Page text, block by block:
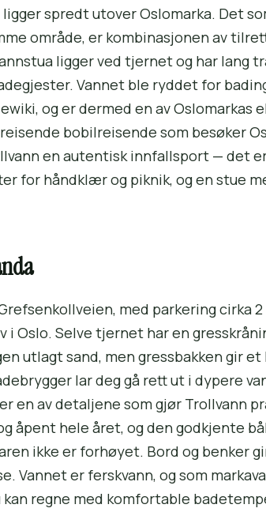
spredt utover Oslomarka. Det
område, er kombinasjonen av
ligger ved tjernet og har lang
Vannet ble ryddet for
og er dermed en av
bobilreisende som besøker
en autentisk innfallsport — det
for håndklær og piknik, og en stue
med parkering cirka
i Oslo. Selve tjernet har en
utlagt sand, men gressbakken gir
lar deg gå rett ut i dypere
en av detaljene som gjør Trollvann
åpent hele året, og den godkjente
ikke er forhøyet. Bord og benker
Vannet er ferskvann, og som
kan regne med komfortable